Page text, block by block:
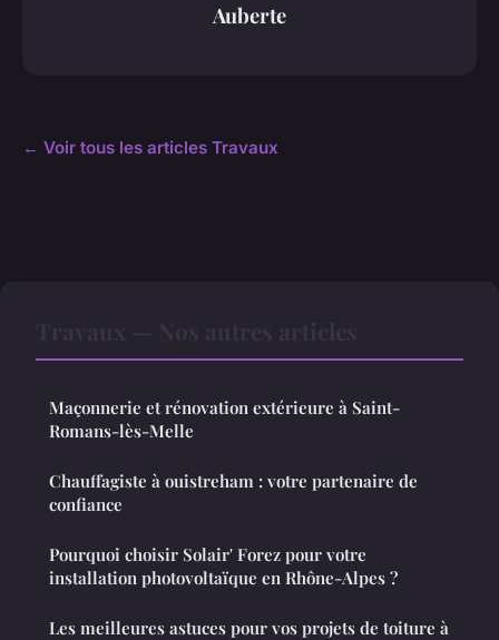
Auberte
← Voir tous les articles Travaux
Maçonnerie et rénovation extérieure à Saint-
Romans-lès-Melle
Chauffagiste à ouistreham : votre partenaire de
confiance
Pourquoi choisir Solair' Forez pour votre
installation photovoltaïque en Rhône-Alpes ?
Les meilleures astuces pour vos projets de toiture à